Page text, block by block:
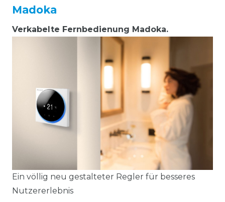
Madoka
Verkabelte Fernbedienung Madoka.
Ein völlig neu gestalteter Regler für besseres
Nutzererlebnis